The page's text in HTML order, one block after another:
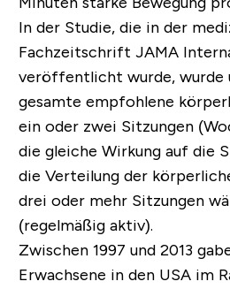
In der Studie, die in der
Fachzeitschrift JAMA
veröffentlicht wurde, wurde
gesamte empfohlene
ein oder zwei Sitzungen
die gleiche Wirkung auf die
die Verteilung der
drei oder mehr Sitzungen
(regelmäßig aktiv).
Zwischen 1997 und 2013
Erwachsene in den USA im